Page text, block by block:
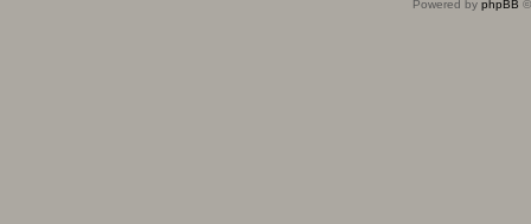
Powered by phpBB